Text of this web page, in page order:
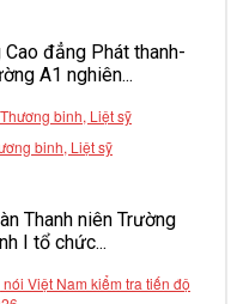
đẳng Phát thanh-
A1 nghiên...
binh, Liệt sỹ
Thanh niên Trường
I tổ chức...